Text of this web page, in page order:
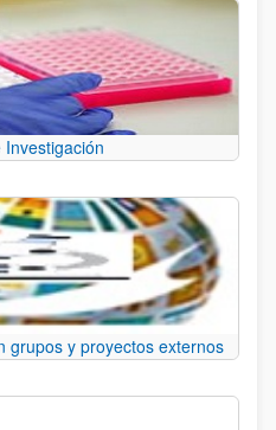
grupos y proyectos externos